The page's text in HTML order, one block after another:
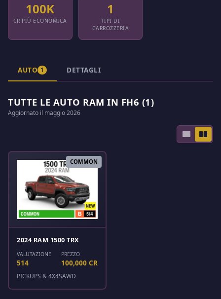
100K
CR PIÙ ECONOMICA
1
TIPI DI
CARROZZERIA
AUTO 1 DETTAGLI
TUTTE LE AUTO RAM IN FH6 (1)
Aggiornato il maggio 2026
COMMON
2024 RAM 1500 TRX
VALUTAZIONE
514
PREZZO
100,000 CR
PICKUPS & 4X4SAWD